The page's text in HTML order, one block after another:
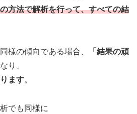
方法で解析を行って、すべての結
様の傾向である場合、
「結果の頑
り、
ます。
でも同様に